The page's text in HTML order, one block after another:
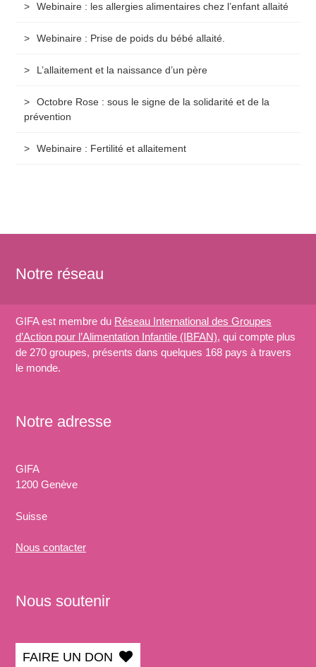
Webinaire : les allergies alimentaires chez l’enfant allaité
Webinaire : Prise de poids du bébé allaité.
L’allaitement et la naissance d’un père
Octobre Rose : sous le signe de la solidarité et de la
prévention
Webinaire : Fertilité et allaitement
Notre réseau
GIFA est membre du Réseau International des Groupes
d’Action pour l’Alimentation Infantile (IBFAN), qui compte plus
de 270 groupes, présents dans quelques 168 pays à travers
le monde.
Notre adresse
GIFA
1200 Genève
Suisse
Nous contacter
Nous soutenir
FAIRE UN DON